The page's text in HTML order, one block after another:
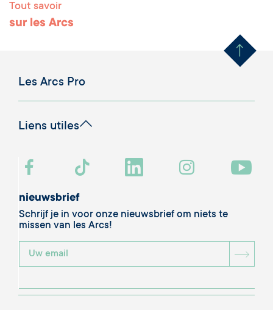
Tout savoir
sur les Arcs Remonter
Les Arcs Pro
Liens utiles
nieuwsbrief
Schrijf je in voor onze nieuwsbrief om niets te
missen van les Arcs!